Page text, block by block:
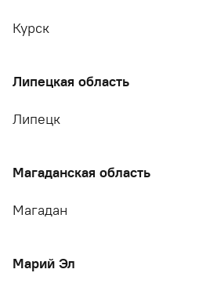
Курск
Липецкая область
Липецк
Магаданская область
Магадан
Марий Эл